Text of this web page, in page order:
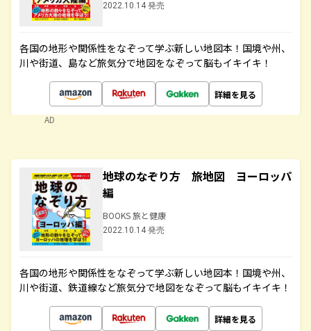
2022.10.14 発売
各国の地形や関係性をなぞって学ぶ新しい地図本！国境や州、
川や街道、島など旅気分で地図をなぞって脳もイキイキ！
詳細を見る
AD
地球のなぞり方 旅地図 ヨーロッパ
編
BOOKS 旅と健康
2022.10.14 発売
各国の地形や関係性をなぞって学ぶ新しい地図本！国境や州、
川や街道、鉄道線など旅気分で地図をなぞって脳もイキイキ！
詳細を見る